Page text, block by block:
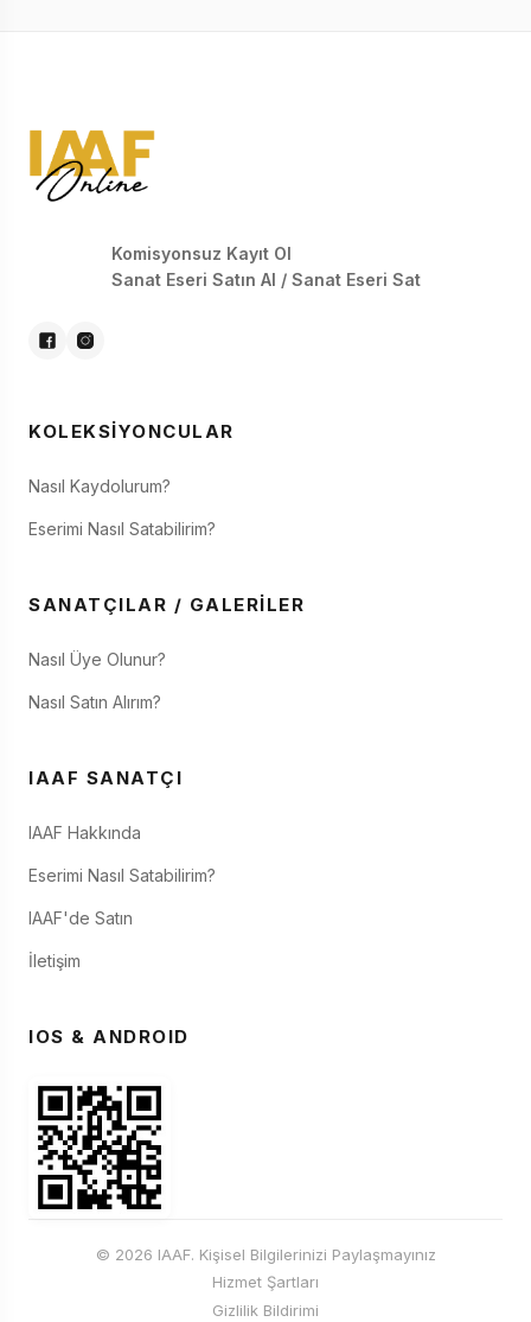
Komisyonsuz Kayıt Ol
Sanat Eseri Satın Al / Sanat Eseri Sat
KOLEKSIYONCULAR
Nasıl Kaydolurum?
Eserimi Nasıl Satabilirim?
SANATÇILAR / GALERILER
Nasıl Üye Olunur?
Nasıl Satın Alırım?
IAAF SANATÇI
IAAF Hakkında
Eserimi Nasıl Satabilirim?
IAAF'de Satın
İletişim
IOS & ANDROID
© 2026 IAAF. Kişisel Bilgilerinizi Paylaşmayınız
Hizmet Şartları
Gizlilik Bildirimi